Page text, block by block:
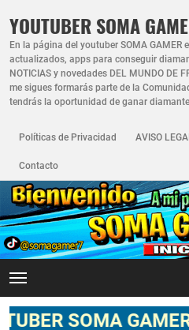
YOUTUBER SOMA
En la página del youtuber SOMA
actualizados, apps para conseguir
NOTICIAS y novedades DEL MUNDO DE
me sigues formarás parte de la
tendrás la oportunidad de ganar
Políticas de Privacidad AVISO
Contacto
GAMER **